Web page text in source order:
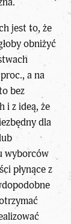
jest to, że
obniżyć
a na
bez
i z ideą, że
dla
wyborców
płynące z